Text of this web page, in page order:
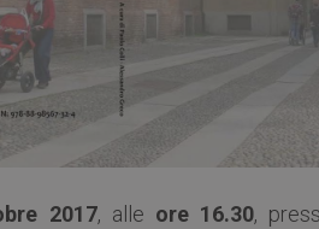
2017, alle ore 16.30,